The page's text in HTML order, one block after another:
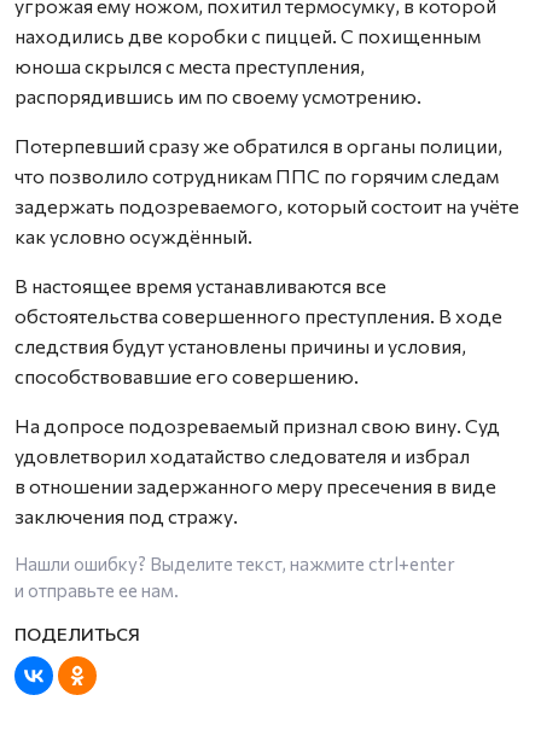
угрожая ему ножом, похитил термосумку, в которой
находились две коробки с пиццей. С похищенным
юноша скрылся с места преступления,
распорядившись им по своему усмотрению.
Потерпевший сразу же обратился в органы полиции,
что позволило сотрудникам ППС по горячим следам
задержать подозреваемого, который состоит на учёте
как условно осуждённый.
В настоящее время устанавливаются все
обстоятельства совершенного преступления. В ходе
следствия будут установлены причины и условия,
способствовавшие его совершению.
На допросе подозреваемый признал свою вину. Суд
удовлетворил ходатайство следователя и избрал
в отношении задержанного меру пресечения в виде
заключения под стражу.
Нашли ошибку? Выделите текст, нажмите ctrl+enter
и отправьте ее нам.